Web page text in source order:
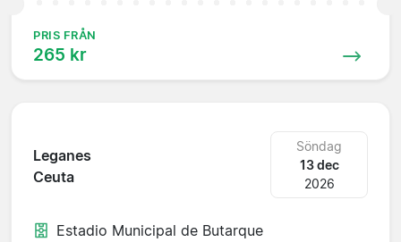
PRIS FRÅN
265 kr
Leganes
Ceuta
Söndag
13 dec
2026
Estadio Municipal de Butarque